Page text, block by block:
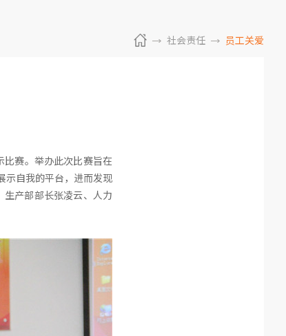
社会责任 员工关爱
赛。举办此次比赛旨在
示自我的平台，进而发现
产部部长张凌云、人力